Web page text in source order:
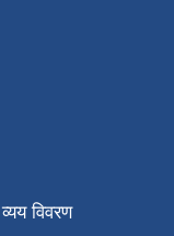
विवरण